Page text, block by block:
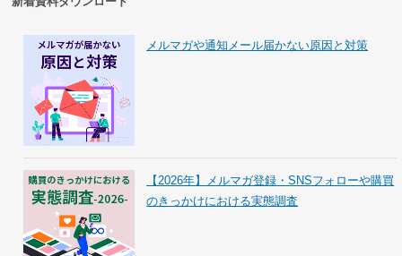
メルマガや通知メール届かない原因と対策
【2026年】メルマガ登録・SNSフォローや購買
のきっかけにおける実態調査